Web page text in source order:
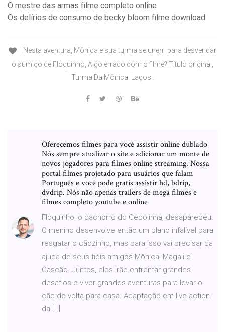
O mestre das armas filme completo online
Os delírios de consumo de becky bloom filme download
Nesta aventura, Mônica e sua turma se unem para desvendar
o sumiço de Floquinho, Algo errado com o filme? Título original,
Turma Da Mônica: Laços .
Oferecemos filmes para você assistir online dublado
Nós sempre atualizar o site e adicionar um monte de
novos jogadores para filmes online streaming. Nossa
portal filmes projetado para usuários que falam
Português e você pode gratis assistir hd, bdrip,
dvdrip. Nós não apenas trailers de mega filmes e
filmes completo youtube e online
Floquinho, o cachorro do Cebolinha, desapareceu.
O menino desenvolve então um plano infalível para
resgatar o cãozinho, mas para isso vai precisar da
ajuda de seus fiéis amigos Mônica, Magali e
Cascão. Juntos, eles irão enfrentar grandes
desafios e viver grandes aventuras para levar o
cão de volta para casa. Adaptação em live action
da […]